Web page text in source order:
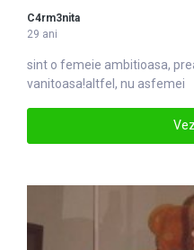
C4rm3nita
29 ani
sint o femeie ambitioasa,
vanitoasa!altfel, nu asfemei